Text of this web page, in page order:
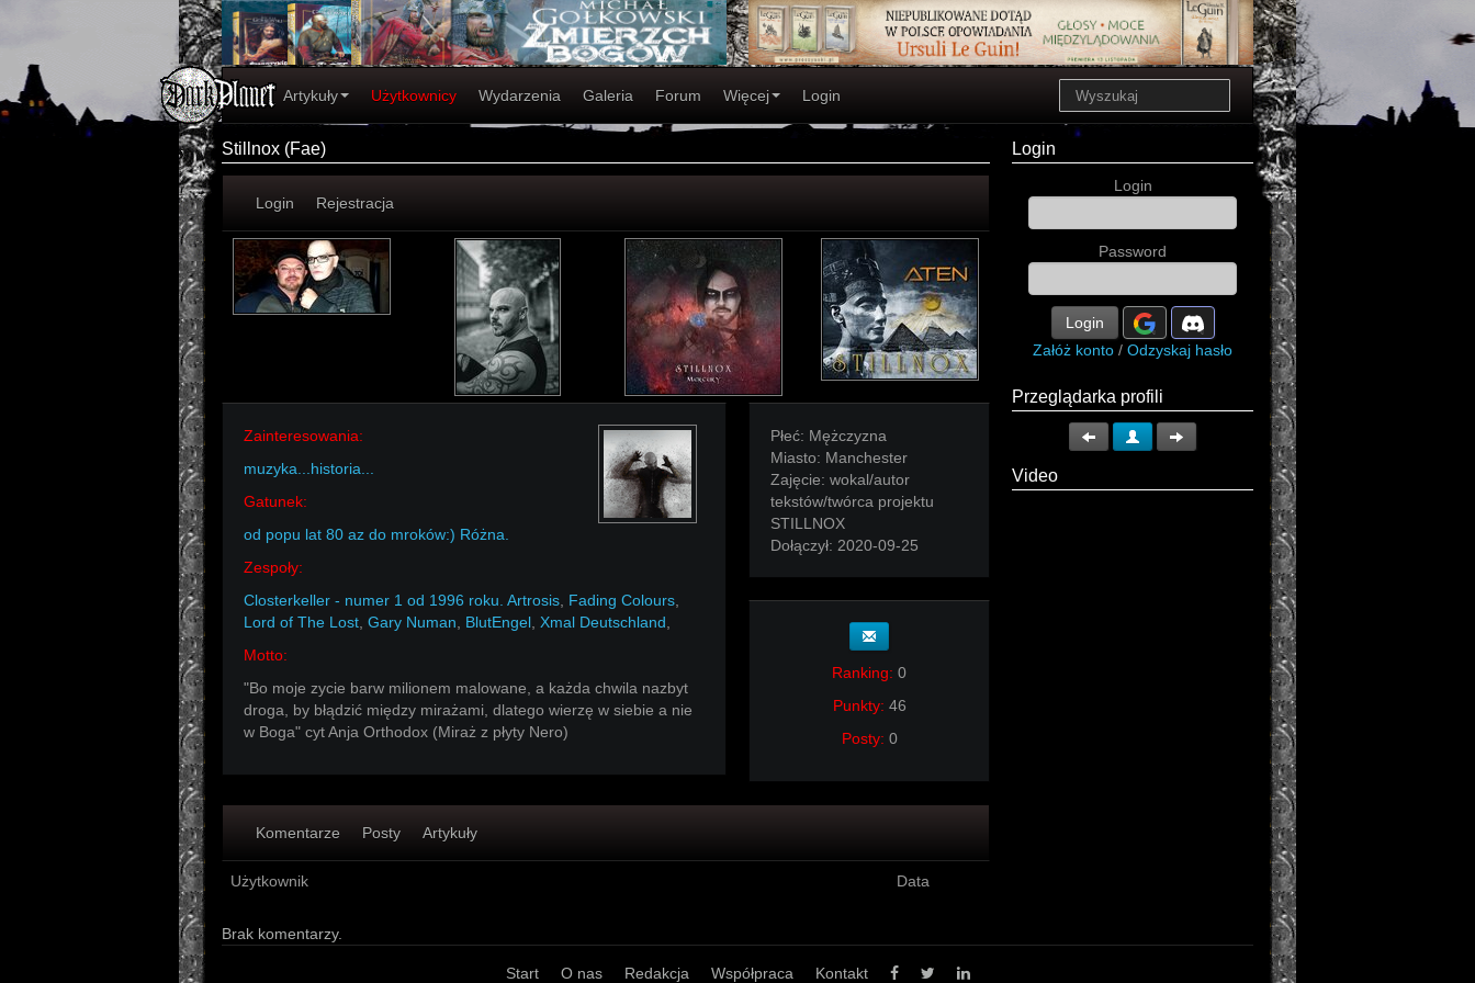
Artykuły Użytkownicy Wydarzenia Galeria Forum Więcej Login
Stillnox (Fae)
Login Rejestracja
Zainteresowania:
muzyka...historia...
Gatunek:
od popu lat 80 az do mroków:) Różna.
Zespoły:
Closterkeller - numer 1 od 1996 roku. Artrosis Fading Colours
Lord of The Lost Gary Numan BlutEngel Xmal Deutschland
Motto:
"Bo moje zycie barw milionem malowane, a każda chwila nazbyt
droga, by błądzić między mirażami, dlatego wierzę w siebie a nie
w Boga" cyt Anja Orthodox (Miraż z płyty Nero)
Płeć: Mężczyzna
Miasto: Manchester
Zajęcie: wokal/autor
tekstów/twórca projektu
STILLNOX
Dołączył: 2020-09-25
Ranking: 0
Punkty: 46
Posty: 0
Komentarze Posty Artykuły
Użytkownik Data
Brak komentarzy.
Login
Login
Password
Login
Załóż konto / Odzyskaj hasło
Przeglądarka profili
Video
Start O nas Redakcja Współpraca Kontakt